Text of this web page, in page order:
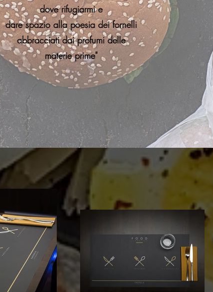
dove rifugiarmi e
dare spazio alla poesia dei fornelli
abbracciati dai profumi delle
materie prime"